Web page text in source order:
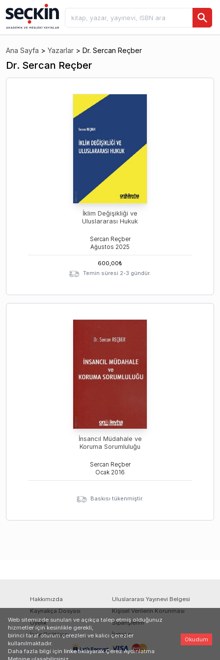
Ana Sayfa > Yazarlar > Dr. Sercan Reçber
Dr. Sercan Reçber
İklim Değişikliği ve
Uluslararası Hukuk
Sercan Reçber
Ağustos 2025
600,00₺
Temin süresi 2-3 gündür.
İnsancıl Müdahale ve
Koruma Sorumluluğu
Sercan Reçber
Ocak 2016
Baskısı tükenmiştir.
Hakkımızda
Uluslararası Yayınevi Belgesi
Kaynakça Dosyası
Kişisel Verilerin Korunması
Üyelik
Siparişlerim
İade Politikası
İletişim
Web sitemizde sunulan ve açıkça talep etmiş olduğunuz
hizmetler için kesinlikle gerekli,
birinci taraf oturum çerezleri ve kalıcı çerezler
kullanılmaktadır.
Daha fazla bilgi için linke tıklayarak Çerez Aydınlatma
Okudum